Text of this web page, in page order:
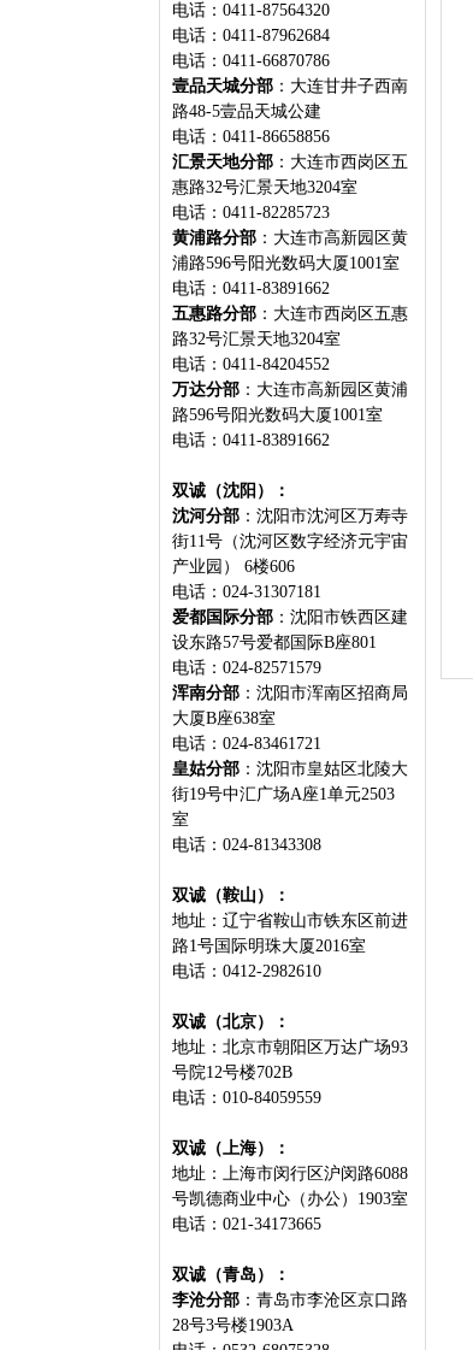
电话：0411-87564320
电话：0411-87962684
电话：0411-66870786
壹品天城分部 ：大连甘井子西南
路48-5壹品天城公建
电话：0411-86658856
汇景天地分部 ：大连市西岗区五
惠路32号汇景天地3204室
电话：0411-82285723
黄浦路分部 ：大连市高新园区黄
浦路596号阳光数码大厦1001室
电话：0411-83891662
五惠路分部 ：大连市西岗区五惠
路32号汇景天地3204室
电话：0411-84204552
万达分部 ：大连市高新园区黄浦
路596号阳光数码大厦1001室
电话：0411-83891662
双诚（沈阳）：
沈河分部 ：沈阳市沈河区万寿寺
街11号（沈河区数字经济元宇宙
产业园） 6楼606
电话：024-31307181
爱都国际分部 ：沈阳市铁西区建
设东路57号爱都国际B座801
电话：024-82571579
浑南分部 ：沈阳市浑南区招商局
大厦B座638室
电话：024-83461721
皇姑分部 ：沈阳市皇姑区北陵大
街19号中汇广场A座1单元2503
室
电话：024-81343308
双诚（鞍山）：
地址：辽宁省鞍山市铁东区前进
路1号国际明珠大厦2016室
电话：0412-2982610
双诚（北京）：
地址：北京市朝阳区万达广场93
号院12号楼702B
电话：010-84059559
双诚（上海）：
地址：上海市闵行区沪闵路6088
号凯德商业中心（办公）1903室
电话：021-34173665
双诚（青岛）：
李沧分部 ：青岛市李沧区京口路
28号3号楼1903A